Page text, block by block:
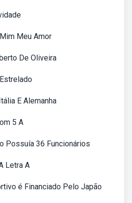
Meu Amor
De Oliveira
E Alemanha
5 A
Possuía 36 Funcionários
Letra A
é Financiado Pelo Japão